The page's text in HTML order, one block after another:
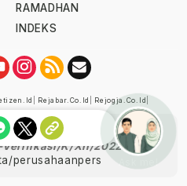
RAMADHAN
INDEKS
Rejabar.co.id Rejogja.co.id
oleh Dewan Pers
Verifikasi/K/XII/2022
perusahaanpers
Ask me!